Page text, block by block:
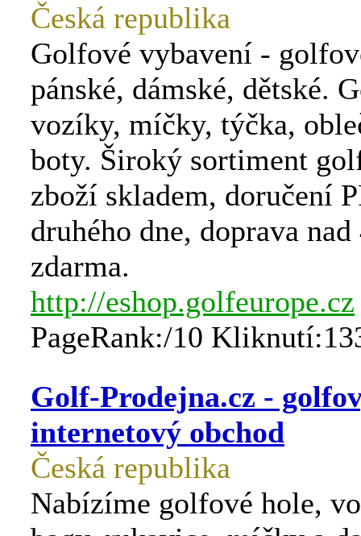
Česká republika
Golfové vybavení -
pánské, dámské, dětské.
vozíky, míčky, týčka,
boty. Široký sortiment
zboží skladem, doručení
druhého dne, doprava
zdarma.
http://eshop.golfeurope.cz
PageRank:/10
Golf-Prodejna.cz -
internetový obchod
Česká republika
Nabízíme golfové hole,